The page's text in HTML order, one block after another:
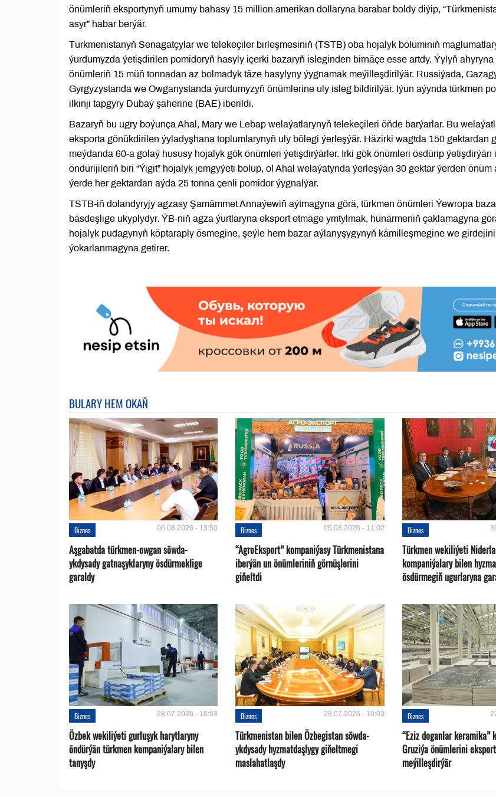
önümleriň eksportynyň umumy bahasy 15 million amerikan dollaryna barabar boldy diýip,
asyr” habar berýär.
Türkmenistanyň Senagatçylar we telekeçiler birleşmesiniň (TSTB) oba hojalyk bölüminiň
ýurdumyzda ýetişdirilen pomidoryň hasyly içerki bazaryň isleginden birnäçe esse artdy. Ýylyň
önümleriň 15 müň tonnadan az bolmadyk täze hasylyny ýygnamak meýilleşdirilýär. Russiýada,
Gyrgyzystanda we Owganystanda ýurdumyzyň önümlerine uly isleg bildirilýär. Iýun aýynda türkmen
ilkinji tapgyry Dubaý şäherine (BAE) iberildi.
Bazaryň bu ugry boýunça Ahal, Mary we Lebap welaýatlarynyň telekeçileri öňde barýarlar. Bu
eksporta gönükdirilen ýyladyşhana toplumlarynyň uly bölegi ýerleşýär. Häzirki wagtda 150 gektardan
meýdanda 60-a golaý hususy hojalyk gök önümleri ýetişdirýärler. Irki gök önümleri ösdürip ýetişdirýän
öndürijileriň biri “Ýigit” hojalyk jemgyýeti bolup, ol Ahal welaýatynda ýerleşýän 30 gektar ýerden önüm
ýerde her gektardan aýda 25 tonna çenli pomidor ýygnalýar.
TSTB-iň dolandyryjy agzasy Şamämmet Annaýewiň aýtmagyna görä, türkmen önümleri Ýewropa
bäsdeşlige ukyplydyr. ÝB-niň agza ýurtlaryna eksport etmäge ymtylmak, hünärmeniň çaklamagyna
hojalyk pudagynyň köptaraply ösmegine, şeýle hem bazar aýlanyşygynyň kämilleşmegine we
ýokarlanmagyna getirer.
BULARY HEM OKAŇ
Biznes 06.08.2026 - 13:50
Aşgabatda türkmen-owgan söwda-
ykdysady gatnaşyklaryny ösdürmeklige
garaldy
Biznes 05.08.2026 - 11:02
“AgroEksport” kompaniýasy Türkmenistana
iberýän un önümleriniň görnüşlerini
giňeltdi
Biznes
Türkmen wekiliýeti
kompaniýalary bilen
ösdürmegiň ugurlaryna
Biznes 28.07.2026 - 16:53
Özbek wekiliýeti gurluşyk harytlaryny
öndürýän türkmen kompaniýalary bilen
tanyşdy
Biznes 28.07.2026 - 10:03
Türkmenistan bilen Özbegistan söwda-
ykdysady hyzmatdaşlygy giňeltmegi
maslahatlaşdy
Biznes
“Eziz doganlar keramika”
Gruziýa önümlerini
meýilleşdirýär